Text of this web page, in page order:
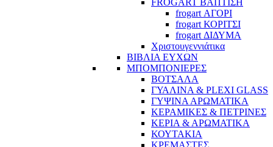
frogart ΑΓΟΡΙ
frogart ΚΟΡΙΤΣΙ
frogart ΔΙΔΥΜΑ
Χριστουγεννιάτικα
ΒΙΒΛΙΑ ΕΥΧΩΝ
ΜΠΟΜΠΟΝΙΕΡΕΣ
ΒΟΤΣΑΛΑ
ΓΥΑΛΙΝΑ & PLEXI GLASS
ΓΥΨΙΝΑ ΑΡΩΜΑΤΙΚΑ
ΚΕΡΑΜΙΚΕΣ & ΠΕΤΡΙΝΕΣ
ΚΕΡΙΑ & ΑΡΩΜΑΤΙΚΑ
ΚΟΥΤΑΚΙΑ
ΚΡΕΜΑΣΤΕΣ